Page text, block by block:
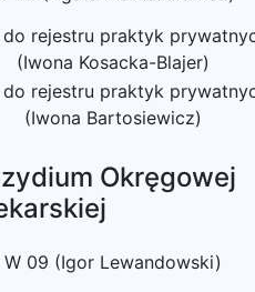
do rejestru praktyk
(Iwona Kosacka-Blajer)
do rejestru praktyk
(Iwona Bartosiewicz)
Okręgowej
W 09 (Igor Lewandowski)